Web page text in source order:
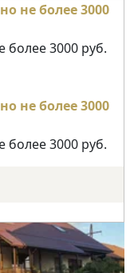
более 3000 руб.
более 3000 руб.